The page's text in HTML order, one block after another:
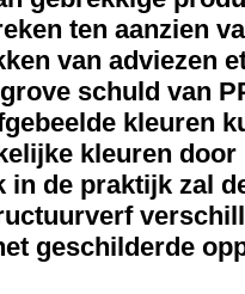
ten aanzien
van adviezen
schuld van
kleuren
kleuren door
in de praktijk zal
geschilderde